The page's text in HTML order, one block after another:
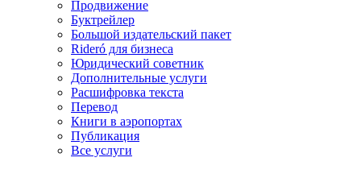
Продвижение
Буктрейлер
Большой издательский пакет
Rideró для бизнеса
Юридический советник
Дополнительные услуги
Расшифровка текста
Перевод
Книги в аэропортах
Публикация
Все услуги